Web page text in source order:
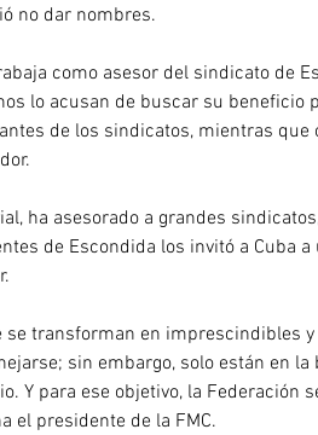
no dar nombres.
como asesor del sindicato de
lo acusan de buscar su beneficio
de los sindicatos, mientras que
ha asesorado a grandes
de Escondida los invitó a Cuba
se transforman en imprescindibles
sin embargo, solo están en la
Y para ese objetivo, la Federación
el presidente de la FMC.